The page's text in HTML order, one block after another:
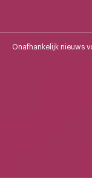
Onafhankelijk nieuws